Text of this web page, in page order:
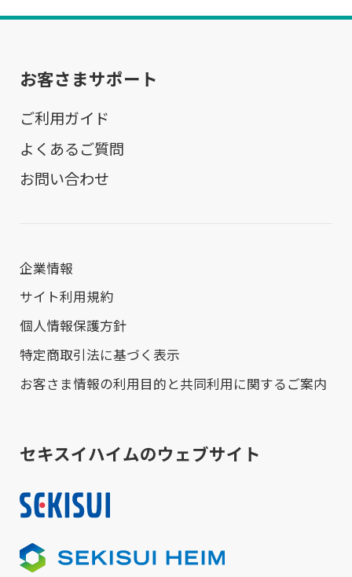
お客さまサポート
ご利用ガイド
よくあるご質問
お問い合わせ
企業情報
サイト利用規約
個人情報保護方針
特定商取引法に基づく表示
お客さま情報の利用目的と共同利用に関するご案内
セキスイハイムのウェブサイト